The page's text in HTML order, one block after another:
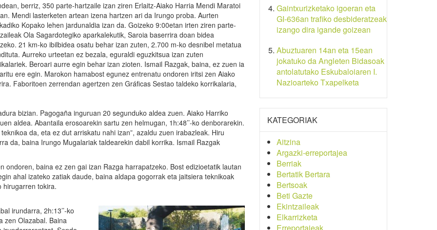
berriz, 350 parte-hartzaile izan ziren Erlaitz-Aiako Harria Mendi Maratoi
Mendi lasterketen artean izena hartzen ari da Irungo proba. Aurten
Kopako lehen jardunaldia izan da. Goizeko 9:00etan irten ziren parte-
Ola Sagardotegiko aparkalekutik, Saroia baserrira doan bidea
21 km-ko ibilbidea osatu behar izan zuten, 2.700 m-ko desnibel metatua
Aurreko urteetan ez bezala, eguraldi eguzkitsua izan zuten
Beroari aurre egin behar izan zioten. Ismail Razgak, baina, ez zuen ia
ere egin. Marokon hamabost egunez entrenatu ondoren iritsi zen Aiako
Faboritoen zerrendan agertzen zen Gráficas Sestao taldeko korrikalaria,
bizian. Pagogaña inguruan 20 segunduko aldea zuen. Aiako Harriko
aldea. Abantaila erosoarekin sartu zen helmugan, 1h:48’’-ko denborarekin.
da, eta ez dut arriskatu nahi izan”, azaldu zuen irabazleak. Hiru
da, baina Irungo Mugalariak taldearekin dabil korrika. Ismail Razgak
ondoren, baina ez zen gai izan Razga harrapatzeko. Bost edizioetatik lautan
ahal izateko zatiak daude, baina aldapa gogorrak eta jaitsiera teknikoak
hirugarren tokira.
irundarra, 2h:13’’-ko
zen Olazabal. Baina
Gaintxurizketako igoeran eta
GI-636an trafiko desbideratzeak
izango dira igande goizean
Abuztuaren 14an eta 15ean
jokatuko da Angleten Bidasoak
antolatutako Eskubaloiaren I.
Nazioarteko Txapelketa
KATEGORIAK
Aitzina
Argazki-erreportajea
Berriak
Bertatik Bertara
Bertsoak
Beti Gazte
Ekintzaileak
Elkarrizketa